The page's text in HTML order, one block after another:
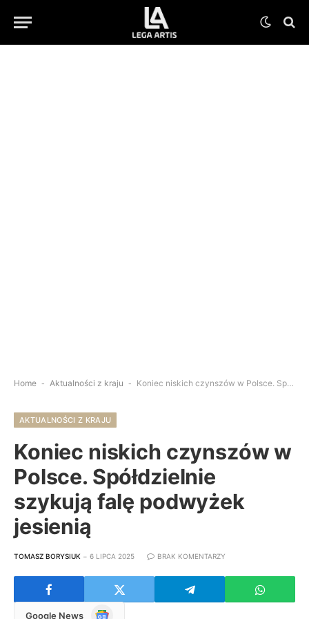
Home - Aktualności z kraju - Koniec niskich czynszów w Polsce. Spółdzielnie szykują falę podwyżek jesienią
AKTUALNOŚCI Z KRAJU
Koniec niskich czynszów w
Polsce. Spółdzielnie
szykują falę podwyżek
jesienią
TOMASZ BORYSIUK 6 LIPCA 2025 BRAK KOMENTARZY
Google News Google